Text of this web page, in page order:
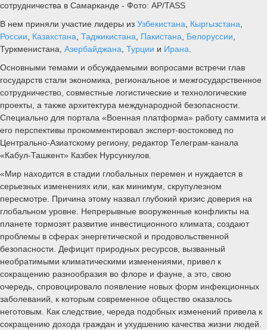
сотрудничества в Самарканде - Фото: AP/TASS
В нем приняли участие лидеры из Узбекистана Кыргызстана
России
Казахстана Таджикистана Пакистана Белоруссии
Туркменистана, Азербайджана Турции и Ирана
Основными темами и обсуждаемыми вопросами встречи глав
государств стали экономика, региональное и межгосударственное
сотрудничество, совместные логистические и технологические
проекты, а также архитектура международной безопасности.
Специально для портала «Военная платформа» работу саммита и
его перспективы прокомментировал эксперт-востоковед по
Центрально-Азиатскому региону, редактор Телеграм-канала
«Кабул-Ташкент» Казбек Нурсункулов.
«Мир находится в стадии глобальных перемен и нуждается в
серьезных изменениях или, как минимум, скрупулезном
пересмотре. Причина этому назвал глубокий кризис доверия на
глобальном уровне. Непрерывные вооруженные конфликты на
планете тормозят развитие инвестиционного климата, создают
проблемы в сферах энергетической и продовольственной
безопасности. Дефицит природных ресурсов, вызванный
необратимыми климатическими изменениями, привел к
сокращению разнообразия во флоре и фауне, а это, свою
очередь, спровоцировало появление новых форм инфекционных
заболеваний, к которым современное общество оказалось
неготовым. Как следствие, череда подобных изменений привела к
сокращению дохода граждан и ухудшению качества жизни людей.